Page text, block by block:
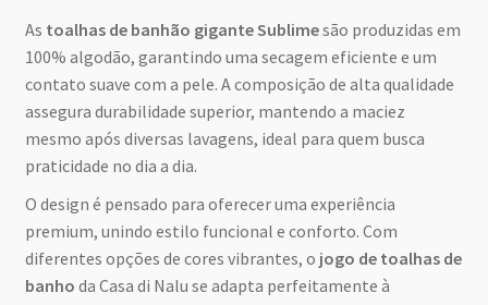
As toalhas de banhão gigante Sublimesão produzidas em
100% algodão, garantindo uma secagem eficiente e um
contato suave com a pele. A composição de alta qualidade
assegura durabilidade superior, mantendo a maciez
mesmo após diversas lavagens, ideal para quem busca
praticidade no dia a dia.
O design é pensado para oferecer uma experiência
premium, unindo estilo funcional e conforto. Com
diferentes opções de cores vibrantes, o jogo de toalhas de
banho da Casa di Nalu se adapta perfeitamente à